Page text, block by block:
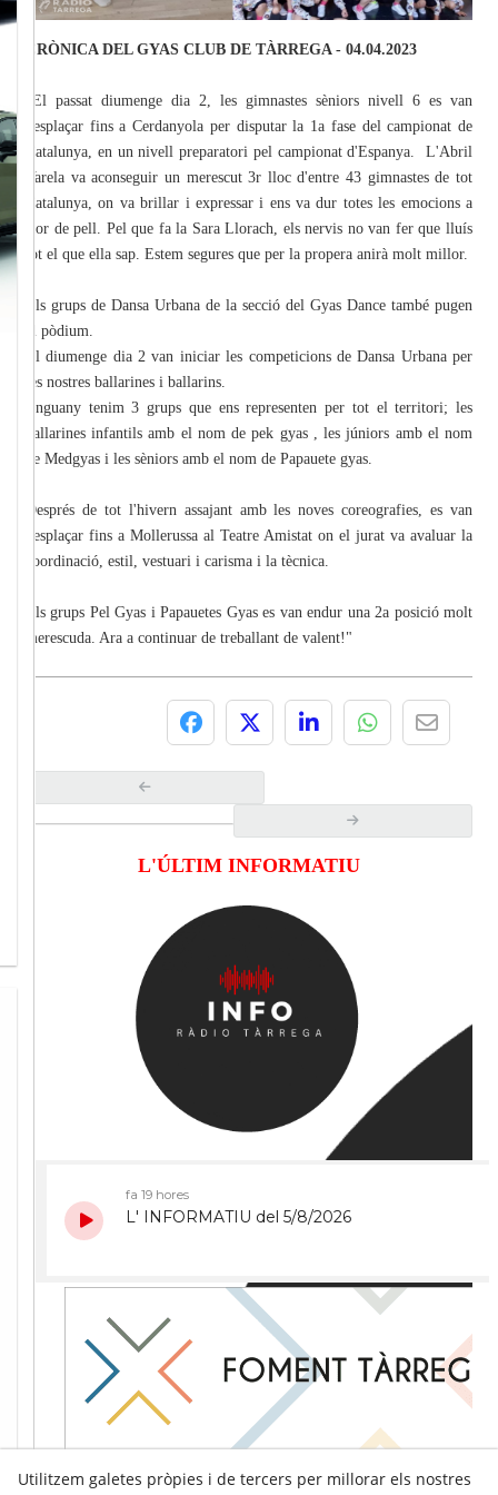
CRÒNICA DEL GYAS CLUB DE TÀRREGA - 04.04.2023
"El passat diumenge dia 2, les gimnastes sèniors nivell 6 es van
desplaçar fins a Cerdanyola per disputar la 1a fase del campionat de
Catalunya, en un nivell preparatori pel campionat d'Espanya. L'Abril
Varela va aconseguir un merescut 3r lloc d'entre 43 gimnastes de tot
Catalunya, on va brillar i expressar i ens va dur totes les emocions a
flor de pell. Pel que fa la Sara Llorach, els nervis no van fer que lluís
tot el que ella sap. Estem segures que per la propera anirà molt millor.
Els grups de Dansa Urbana de la secció del Gyas Dance també pugen
al pòdium.
El diumenge dia 2 van iniciar les competicions de Dansa Urbana per
les nostres ballarines i ballarins.
Enguany tenim 3 grups que ens representen per tot el territori; les
ballarines infantils amb el nom de pek gyas , les júniors amb el nom
de Medgyas i les sèniors amb el nom de Papauete gyas.
Després de tot l'hivern assajant amb les noves coreografies, es van
desplaçar fins a Mollerussa al Teatre Amistat on el jurat va avaluar la
coordinació, estil, vestuari i carisma i la tècnica.
Els grups Pel Gyas i Papauetes Gyas es van endur una 2a posició molt
merescuda. Ara a continuar de treballant de valent!"
L'ÚLTIM INFORMATIU
Utilitzem galetes pròpies i de tercers per millorar els nostres